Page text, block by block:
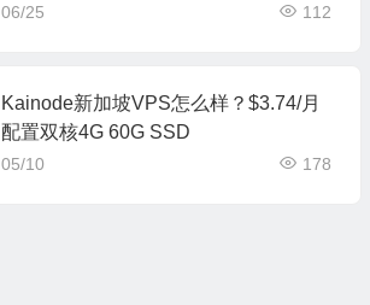
06/25 112
Kainode新加坡VPS怎么样？$3.74/月
配置双核4G 60G SSD
05/10 178